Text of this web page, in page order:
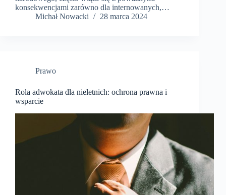
konsekwencjami zarówno dla internowanych,…
​Michał Nowacki
28 marca 2024
Prawo
Rola adwokata dla nieletnich: ochrona prawna i
wsparcie